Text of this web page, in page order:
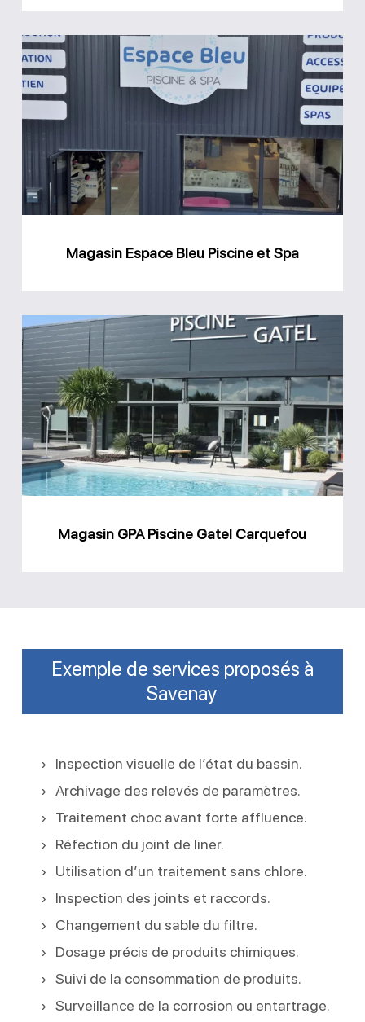
Magasin
Espace
Bleu
Piscine
et
Spa
Magasin Espace Bleu Piscine et Spa
Magasin
Piscine
Gatel
Carquefou
Magasin GPA Piscine Gatel Carquefou
Exemple de services proposés à
Savenay
Inspection visuelle de l’état du bassin.
Archivage des relevés de paramètres.
Traitement choc avant forte affluence.
Réfection du joint de liner.
Utilisation d’un traitement sans chlore.
Inspection des joints et raccords.
Changement du sable du filtre.
Dosage précis de produits chimiques.
Suivi de la consommation de produits.
Surveillance de la corrosion ou entartrage.